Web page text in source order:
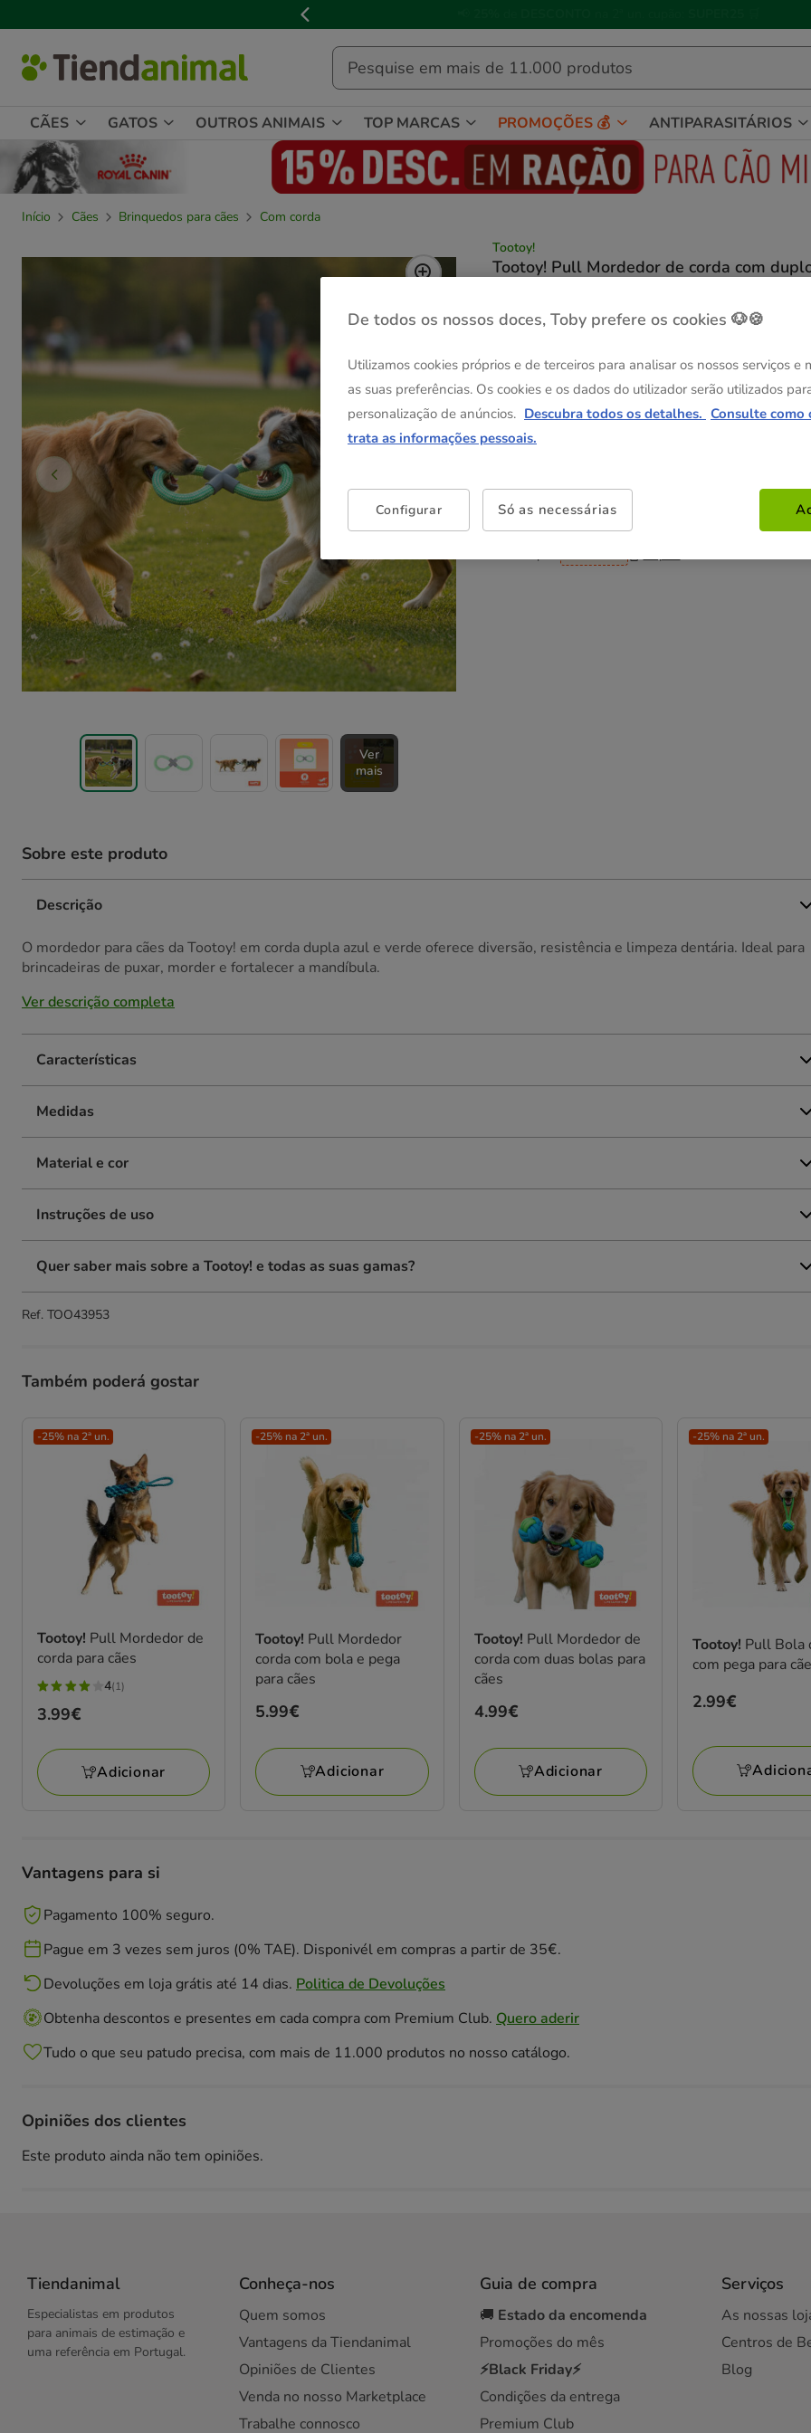
de
mensagem,
CÃES GATOS OUTROS ANIMAIS TOP MARCAS PROMOÇÕES 💰 ANTIPARASITÁRIOS
Início Cães Brinquedos para cães
Com corda
Tootoy!
Tootoy! Pull Mordedor de corda com
Ver
mais
1 ud.
-25% na 2ª un.
5.99€
-25% na 2ª un Com cupão numa seleção de
alimentação, higiene e acessórios.
Ver condições
Sobre este produto
Descrição
O mordedor para cães da Tootoy! em corda dupla azul e verde oferece diversão, resistência e limpeza dentária. Ideal para
brincadeiras de puxar, morder e fortalecer a mandíbula.
Ver descrição completa
Características
Medidas
Material e cor
Instruções de uso
Quer saber mais sobre a Tootoy! e todas as suas gamas?
Ref. TOO43953
Também poderá gostar
-25% na 2ª un.
Tootoy! Pull Mordedor de
corda para cães
4
estrelas
1
avaliações
4(1)
Preço
3.99€
Adicionar
-25% na 2ª un.
Tootoy! Pull Mordedor
corda com bola e pega
para cães
Preço
5.99€
Adicionar
-25% na 2ª un.
Tootoy! Pull Mordedor de
corda com duas bolas para
cães
Preço
4.99€
Adicionar
-25% na 2ª un.
Tootoy! Pull Bola
com pega para
Preço
2.99€
Vantagens para si
Pagamento 100% seguro.
Pague em 3 vezes sem juros (0% TAE). Disponivél em compras a partir de 35€.
Devoluções em loja grátis até 14 dias. Politica de Devoluções
Obtenha descontos e presentes em cada compra com Premium Club. Quero aderir
Tudo o que seu patudo precisa, com mais de 11.000 produtos no nosso catálogo.
Opiniões dos clientes
Este produto ainda não tem opiniões.
Tiendanimal
Especialistas em produtos
para animais de estimação e
uma referência em Portugal.
Conheça-nos
Quem somos
Vantagens da Tiendanimal
Opiniões de Clientes
Venda no nosso Marketplace
Trabalhe connosco
Guia de compra
🚚 Estado da encomenda
Promoções do mês
⚡Black Friday⚡
Condições da entrega
Premium Club
Serviços
As nossas
Centros de
Blog
De todos os nossos doces, Toby prefere os cookies 🐶🍪
Utilizamos cookies próprios e de terceiros para analisar os nossos serviços e
as suas preferências. Os cookies e os dados do utilizador serão utilizados
personalização de anúncios. Descubra todos os detalhes. Consulte como
trata as informações pessoais.
Configurar Só as necessárias